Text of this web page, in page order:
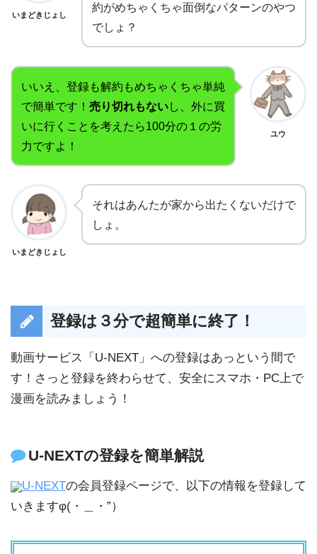
いまどきじょし
約がめちゃくちゃ面倒なパターンのやつ
でしょ？
いいえ、登録も解約もめちゃくちゃ単純
で簡単です！ 売り切れもないし、外に買
いに行くことを考えたら100分の１の労
力ですよ！
ユウ
いまどきじょし
それはあんたが家から出たくないだけで
しょ。
登録は３分で超簡単に終了！
動画サービス「U-NEXT」への登録はあっという間で
す！さっと登録を終わらせて、安全にスマホ・PC上で
漫画を読みましょう！
U-NEXTの登録を簡単解説
U-NEXTの会員登録ページで、以下の情報を登録して
いきますφ(・＿・”）